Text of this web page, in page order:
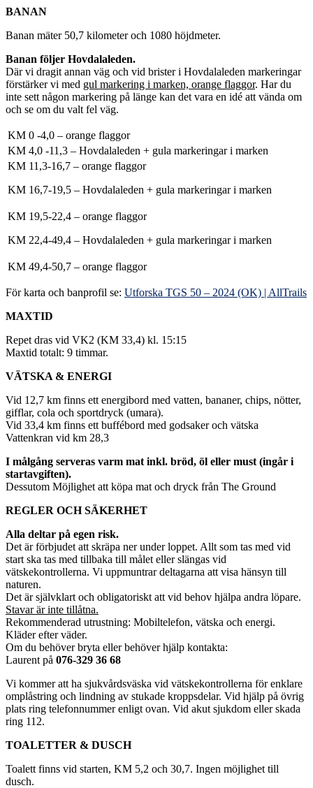
BANAN
Banan mäter 50,7 kilometer och 1080 höjdmeter.
Banan följer Hovdalaleden.
Där vi dragit annan väg och vid brister i Hovdalaleden markeringar
förstärker vi med gul markering i marken, orange flaggor. Har du
inte sett någon markering på länge kan det vara en idé att vända om
och se om du valt fel väg.
KM 0 -4,0 – orange flaggor
KM 4,0 -11,3 – Hovdalaleden + gula markeringar i marken
KM 11,3-16,7 – orange flaggor
KM 16,7-19,5 – Hovdalaleden + gula markeringar i marken
KM 19,5-22,4 – orange flaggor
KM 22,4-49,4 – Hovdalaleden + gula markeringar i marken
KM 49,4-50,7 – orange flaggor
För karta och banprofil se: Utforska TGS 50 – 2024 (OK) | AllTrails
MAXTID
Repet dras vid VK2 (KM 33,4) kl. 15:15
Maxtid totalt: 9 timmar.
VÄTSKA & ENERGI
Vid 12,7 km finns ett energibord med vatten, bananer, chips, nötter,
gifflar, cola och sportdryck (umara).
Vid 33,4 km finns ett buffébord med godsaker och vätska
Vattenkran vid km 28,3
I målgång serveras varm mat inkl. bröd, öl eller must (ingår i
startavgiften).
Dessutom Möjlighet att köpa mat och dryck från The Ground
REGLER OCH SÄKERHET
Alla deltar på egen risk.
Det är förbjudet att skräpa ner under loppet. Allt som tas med vid
start ska tas med tillbaka till målet eller slängas vid
vätskekontrollerna. Vi uppmuntrar deltagarna att visa hänsyn till
naturen.
Det är självklart och obligatoriskt att vid behov hjälpa andra löpare.
Stavar är inte tillåtna.
Rekommenderad utrustning: Mobiltelefon, vätska och energi.
Kläder efter väder.
Om du behöver bryta eller behöver hjälp kontakta:
Laurent på 076-329 36 68
Vi kommer att ha sjukvårdsväska vid vätskekontrollerna för enklare
omplåstring och lindning av stukade kroppsdelar. Vid hjälp på övrig
plats ring telefonnummer enligt ovan. Vid akut sjukdom eller skada
ring 112.
TOALETTER & DUSCH
Toalett finns vid starten, KM 5,2 och 30,7. Ingen möjlighet till
dusch.